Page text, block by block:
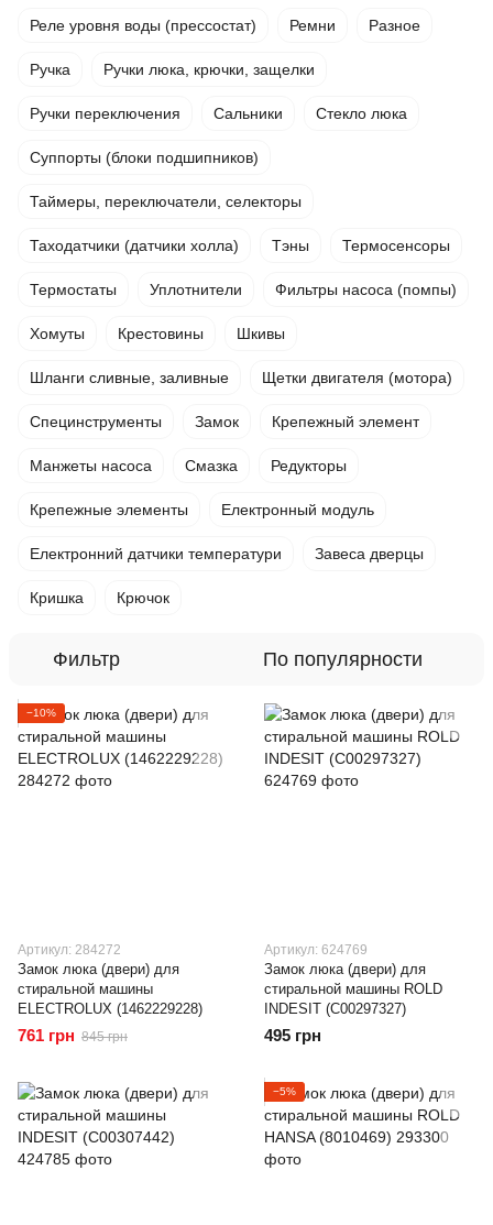
Реле уровня воды (прессостат) Ремни Разное
Ручка Ручки люка, крючки, защелки
Ручки переключения Сальники Стекло люка
Суппорты (блоки подшипников)
Таймеры, переключатели, селекторы
Таходатчики (датчики холла) Тэны Термосенсоры
Термостаты Уплотнители Фильтры насоса (помпы)
Хомуты Крестовины Шкивы
Шланги сливные, заливные Щетки двигателя (мотора)
Специнструменты Замок Крепежный элемент
Манжеты насоса Смазка Редукторы
Крепежные элементы Електронный модуль
Електронний датчики температури Завеса дверцы
Кришка Крючок
Фильтр По популярности
−10%
Артикул: 284272
Замок люка (двери) для
стиральной машины
ELECTROLUX (1462229228)
761 грн 845 грн
Артикул: 624769
Замок люка (двери) для
стиральной машины ROLD
INDESIT (C00297327)
495 грн
−5%